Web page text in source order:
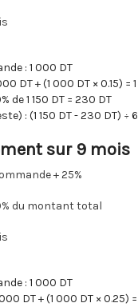
: 1 000 DT
DT + (1 000 DT × 0.15) =
de 1 150 DT = 230 DT
: (1 150 DT - 230 DT) ÷
sur 9 mois
+ 25%
du montant total
: 1 000 DT
DT + (1 000 DT × 0.25) =